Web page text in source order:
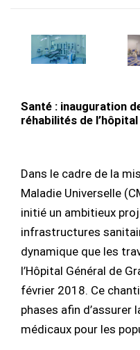
Santé : inauguration
réhabilités de
Dans le cadre de la
Maladie Universelle
initié un ambitieux
infrastructures
dynamique que les
l’Hôpital Général de
février 2018. Ce
phases afin
médicaux pour les